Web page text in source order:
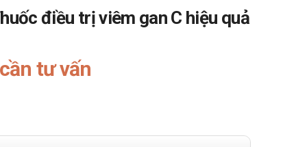
điều trị viêm gan C hiệu quả
tư vấn